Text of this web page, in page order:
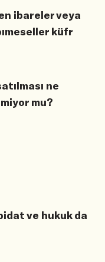
ibareler veya
küfr
ne
mu?
ve hukuk da